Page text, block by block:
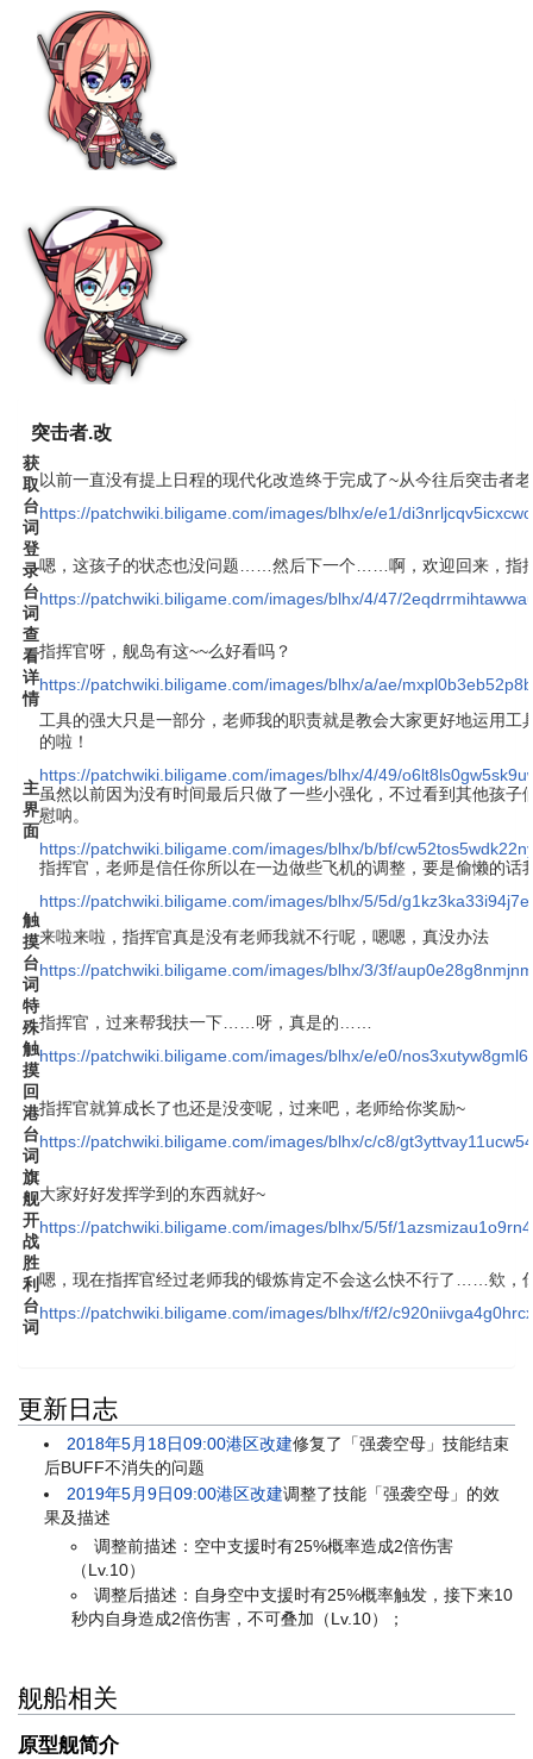
突击者.改
获
取
台
词
以前一直没有提上日程的现代化改造终于完成了~从今往后突击者
https://patchwiki.biligame.com/images/blhx/e/e1/
登
录
台
词
嗯，这孩子的状态也没问题……然后下一个……啊，欢迎回来，指
https://patchwiki.biligame.com/images/blhx/4/47/
查
看
详
情
指挥官呀，舰岛有这~~么好看吗？
https://patchwiki.biligame.com/images/blhx/a/ae/
主
界
面
工具的强大只是一部分，老师我的职责就是教会大家更好地运用工
的啦！
https://patchwiki.biligame.com/images/blhx/4/49/
虽然以前因为没有时间最后只做了一些小强化，不过看到其他孩子
慰呐。
https://patchwiki.biligame.com/images/blhx/b/bf/
指挥官，老师是信任你所以在一边做些飞机的调整，要是偷懒的话
https://patchwiki.biligame.com/images/blhx/5/5d/
触
摸
台
词
来啦来啦，指挥官真是没有老师我就不行呢，嗯嗯，真没办法
https://patchwiki.biligame.com/images/blhx/3/3f/
特
殊
触
摸
指挥官，过来帮我扶一下……呀，真是的……
https://patchwiki.biligame.com/images/blhx/e/e0/
回
港
台
词
指挥官就算成长了也还是没变呢，过来吧，老师给你奖励~
https://patchwiki.biligame.com/images/blhx/c/c8/
旗
舰
开
战
大家好好发挥学到的东西就好~
https://patchwiki.biligame.com/images/blhx/5/5f/
胜
利
台
词
嗯，现在指挥官经过老师我的锻炼肯定不会这么快不行了……欸，
https://patchwiki.biligame.com/images/blhx/f/f2/
更新日志
2018年5月18日09:00港区改建修复了「强袭空母」技能结束
后BUFF不消失的问题
2019年5月9日09:00港区改建调整了技能「强袭空母」的效
果及描述
调整前描述：空中支援时有25%概率造成2倍伤害
（Lv.10）
调整后描述：自身空中支援时有25%概率触发，接下来10
秒内自身造成2倍伤害，不可叠加（Lv.10）；
舰船相关
原型舰简介